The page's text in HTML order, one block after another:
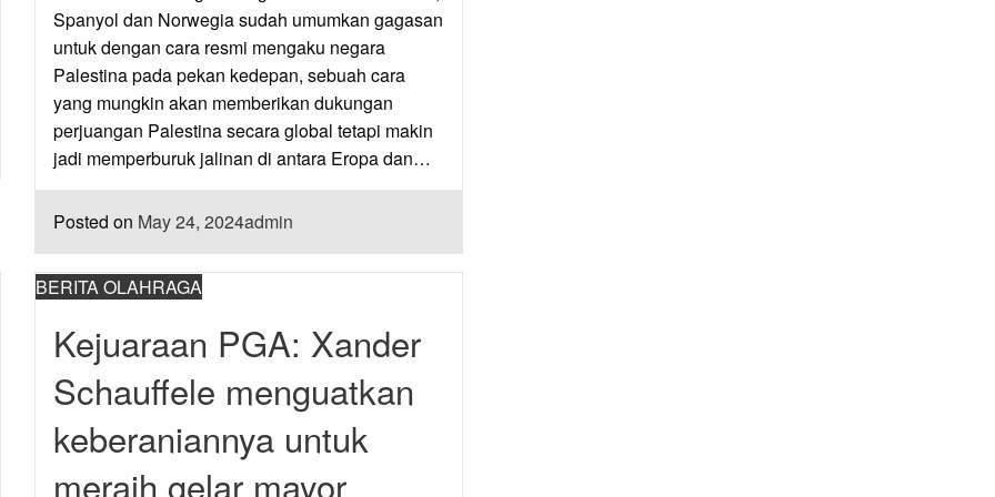
Spanyol dan Norwegia sudah umumkan gagasan
untuk dengan cara resmi mengaku negara
Palestina pada pekan kedepan, sebuah cara
yang mungkin akan memberikan dukungan
perjuangan Palestina secara global tetapi makin
jadi memperburuk jalinan di antara Eropa dan…
Posted on May 24, 2024admin
BERITA OLAHRAGA
Kejuaraan PGA: Xander
Schauffele menguatkan
keberaniannya untuk
meraih gelar mayor